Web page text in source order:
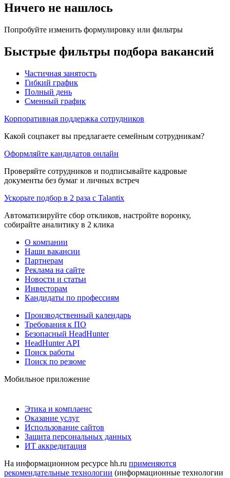
Ничего не нашлось
Попробуйте изменить формулировку или фильтры
Быстрые фильтры подбора вакансий
Частичная занятость
Гибкий график
Полный день
Сменный график
Корпоративная поддержка сотрудников
Какой соцпакет вы предлагаете семейным сотрудникам?
Оформляйте кандидатов онлайн
Проверяйте сотрудников и подписывайте кадровые
документы без бумаг и личных встреч
Ускорьте подбор в 2 раза с Talantix
Автоматизируйте сбор откликов, настройте воронку,
собирайте аналитику в 2 клика
О компании
Наши вакансии
Партнерам
Реклама на сайте
Новости и статьи
Инвесторам
Кандидаты по профессиям
Производственный календарь
Требования к ПО
Безопасный HeadHunter
HeadHunter API
Поиск работы
Поиск по резюме
Мобильное приложение
Этика и комплаенс
Оказание услуг
Использование сайтов
Защита персональных данных
ИТ аккредитация
На информационном ресурсе hh.ru применяются
рекомендательные технологии (информационные технологии